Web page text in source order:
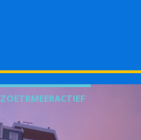
ZOETRMEERACTIEF